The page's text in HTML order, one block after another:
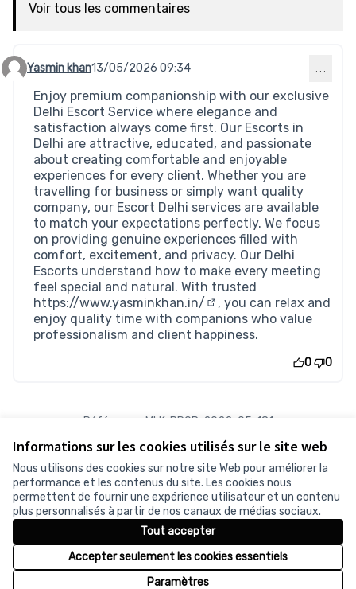
Informations sur les cookies utilisés sur le site web
Nous utilisons des cookies sur notre site Web pour améliorer la
performance et les contenus du site. Les cookies nous
permettent de fournir une expérience utilisateur et un contenu
plus personnalisés à partir de nos canaux de médias sociaux.
Tout accepter
Accepter seulement les cookies essentiels
Paramètres
Voir tous les commentaires
Commentaire 887
Yasmin khan13/05/2026 09:34 …
Enjoy premium companionship with our exclusive
Delhi Escort Service where elegance and
satisfaction always come first. Our Escorts in
Delhi are attractive, educated, and passionate
about creating comfortable and enjoyable
experiences for every client. Whether you are
travelling for business or simply want quality
company, our Escort Delhi services are available
to match your expectations perfectly. We focus
on providing genuine experiences filled with
comfort, excitement, and privacy. Our Delhi
Escorts understand how to make every meeting
feel special and natural. With trusted
https://www.yasminkhan.in/
(Lien externe)
, you can relax and
enjoy quality time with companions who value
professionalism and client happiness.
0 0
Référence : MLK-PROP-2022-05-181
Vérifiez l'empreinte numérique
Conditions d'utilisation
Paramètres des cookies
Licence
(Lien